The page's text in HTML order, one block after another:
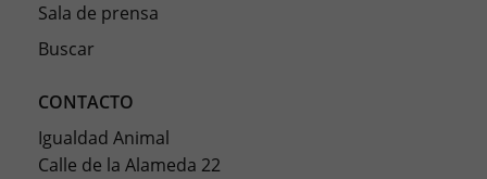
Sala de prensa
Buscar
CONTACTO
Igualdad Animal
Calle de la Alameda 22